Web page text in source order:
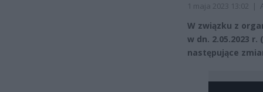
1 maja 2023 13:02 |
W związku z
w dn. 2.05.2023
następujące